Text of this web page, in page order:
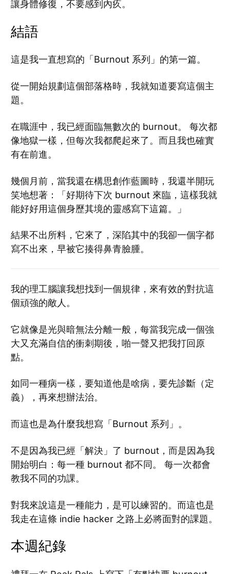
讓身體修復，不要感到內疚。
結語
這是我一直想寫的「Burnout 系列」的第一篇。
從一開始規劃這個部落格時，我就知道要寫這個主
題。
在職涯中，我已經面臨無數次的 burnout。 每次都
像地獄一樣，但每次我都爬起來了。而且我也確實
有在前進。
幾個月前，當我還在構思創作藍圖時，我還半開玩
笑地想著：「好期待下次 burnout 來臨，這樣我就
能好好用這個身歷其境的靈感寫下這篇。」
結果不出所料，它來了，深陷其中的我卻一個字都
寫不出來，早被它揍得鼻青臉腫。
我的理工腦讓我想找到一個規律，來有效的對抗這
個頑強的敵人。
它就像是光與暗無法分離一般，每當我完成一個強
大又充滿自信的衝刺期後，啪一聲又把我打回原
點。
如同一種病一樣，要知道他是啥病，要先診斷（定
義），再來想辦法治。
而這也是為什麼我想寫「Burnout 系列」。
不是因為我已經「解決」了 burnout，而是因為我
開始明白：每一種 burnout 都不同。 每一次都會
教我不同的功課。
對我來說這是一種能力，是可以練習的。而這也是
我走在這條 indie hacker 之路上必將面對的課題。
本週紀錄